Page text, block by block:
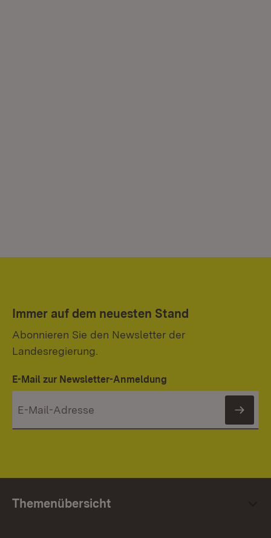
Immer auf dem neuesten Stand
Abonnieren Sie den Newsletter der
Landesregierung.
E-Mail zur Newsletter-Anmeldung
Themenübersicht